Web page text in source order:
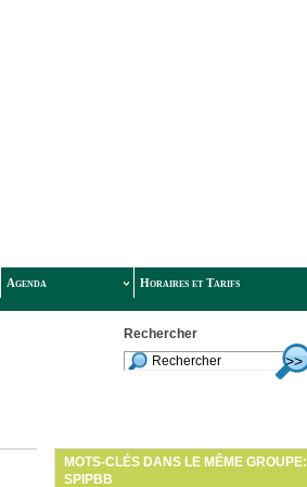
Agenda Horaires et Tarifs
Rechercher
MOTS-CLÉS DANS LE MÊME GROUPE:
SPIPBB